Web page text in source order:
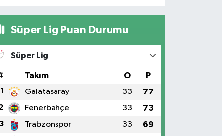
Süper Lig Puan Durumu
Süper Lig
Takım O P
1 Galatasaray 33 77
Fenerbahçe 33 73
3 Trabzonspor 33 69